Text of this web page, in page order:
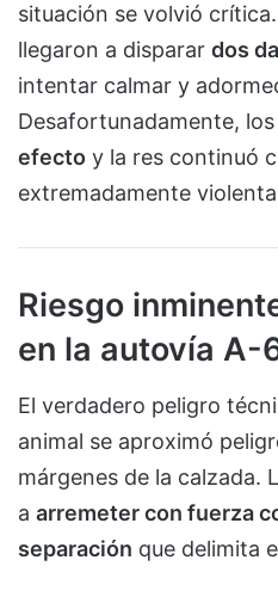
situación se volvió
llegaron a disparar dos
intentar calmar y
Desafortunadamente,
efecto y la res continuó
extremadamente
Riesgo
en la autovía A-
El verdadero peligro
animal se aproximó
márgenes de la calzada.
a arremeter con fuerza
separación que delimita